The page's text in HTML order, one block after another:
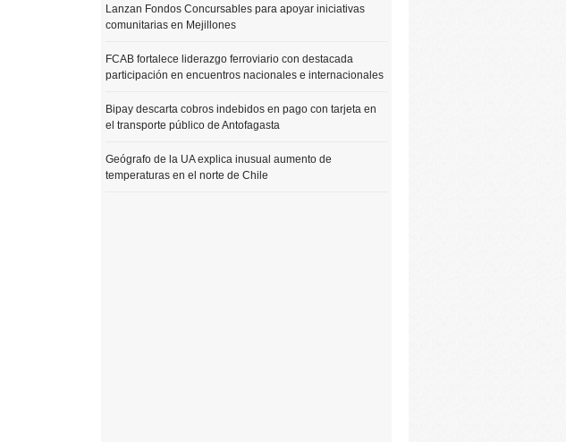
Lanzan Fondos Concursables para apoyar iniciativas
comunitarias en Mejillones
FCAB fortalece liderazgo ferroviario con destacada
participación en encuentros nacionales e internacionales
Bipay descarta cobros indebidos en pago con tarjeta en
el transporte público de Antofagasta
Geógrafo de la UA explica inusual aumento de
temperaturas en el norte de Chile